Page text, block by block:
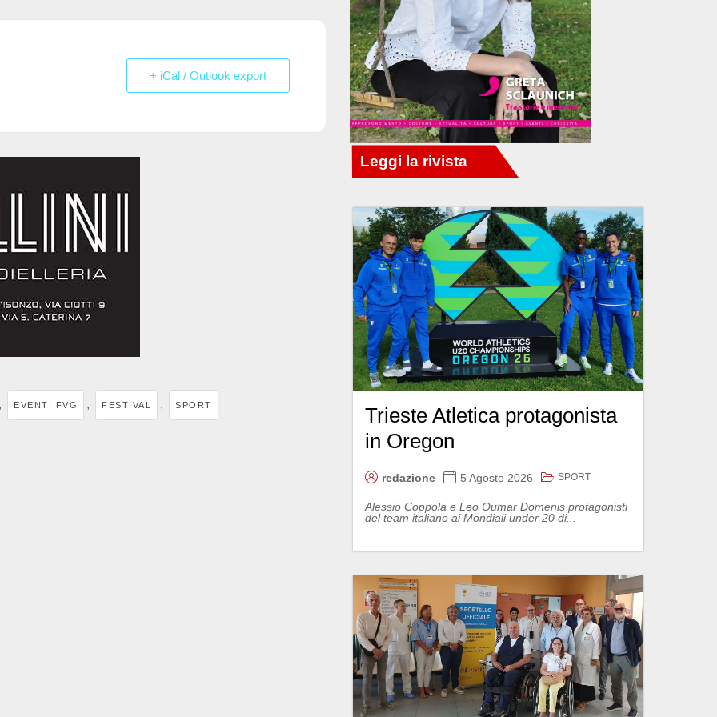
+ iCal / Outlook export
, EVENTI FVG , FESTIVAL , SPORT
Trieste Atletica protagonista
in Oregon
redazione 5 Agosto 2026 SPORT
Alessio Coppola e Leo Oumar Domenis protagonisti
del team italiano ai Mondiali under 20 di...